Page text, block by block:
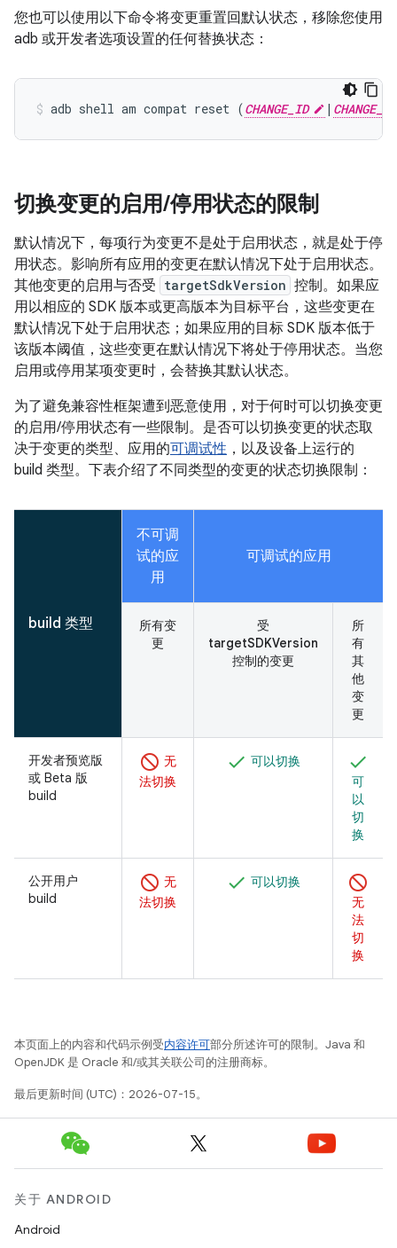
您也可以使用以下命令将变更重置回默认状态，移除您使用
adb 或开发者选项设置的任何替换状态：
adb shell am compat reset (CHANGE_ID |
切换变更的启用/停用状态的限制
默认情况下，每项行为变更不是处于启用状态，就是处于停
用状态。影响所有应用的变更在默认情况下处于启用状态。
其他变更的启用与否受 targetSdkVersion 控制。如果应
用以相应的 SDK 版本或更高版本为目标平台，这些变更在
默认情况下处于启用状态；如果应用的目标 SDK 版本低于
该版本阈值，这些变更在默认情况下将处于停用状态。当您
启用或停用某项变更时，会替换其默认状态。
为了避免兼容性框架遭到恶意使用，对于何时可以切换变更
的启用/停用状态有一些限制。是否可以切换变更的状态取
决于变更的类型、应用的可调试性 ，以及设备上运行的
build 类型。下表介绍了不同类型的变更的状态切换限制：
build 类型
不可调
试的应
用
可调试的应用
所有变
更
受
targetSDKVersion
控制的变更
所
有
其
他
变
更
开发者预览版
或 Beta 版
build
无
法切换
可以切换
可
以
切
换
公开用户
build
无
法切换
可以切换
无
法
切
换
本页面上的内容和代码示例受内容许可部分所述许可的限制。Java 和
OpenJDK 是 Oracle 和/或其关联公司的注册商标。
最后更新时间 (UTC)：2026-07-15。
关于 ANDROID
Android